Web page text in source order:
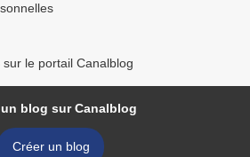
le portail Canalblog
un blog sur Canalblog
Créer un blog